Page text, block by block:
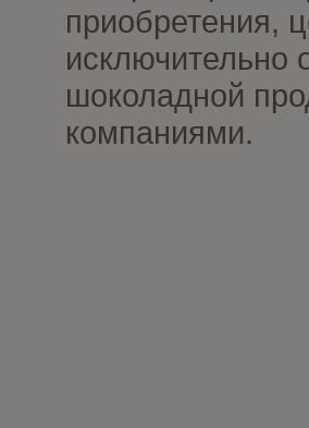
приобретения,
исключительно
шоколадной
компаниями.